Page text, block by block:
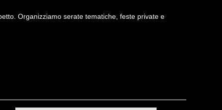
Organizziamo serate tematiche, feste private e